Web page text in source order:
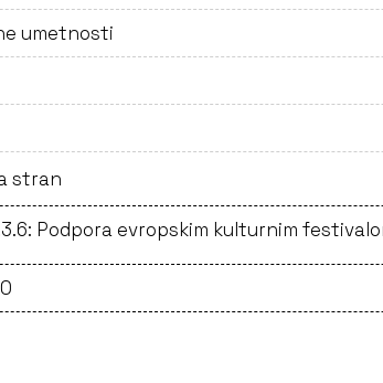
umetnosti
stran
Podpora evropskim kulturnim